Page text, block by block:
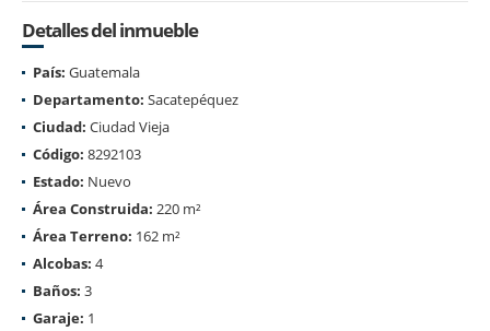
Detalles del inmueble
País: Guatemala
Departamento: Sacatepéquez
Ciudad: Ciudad Vieja
Código: 8292103
Estado: Nuevo
Área Construida: 220 m²
Área Terreno: 162 m²
Alcobas: 4
Baños: 3
Garaje: 1